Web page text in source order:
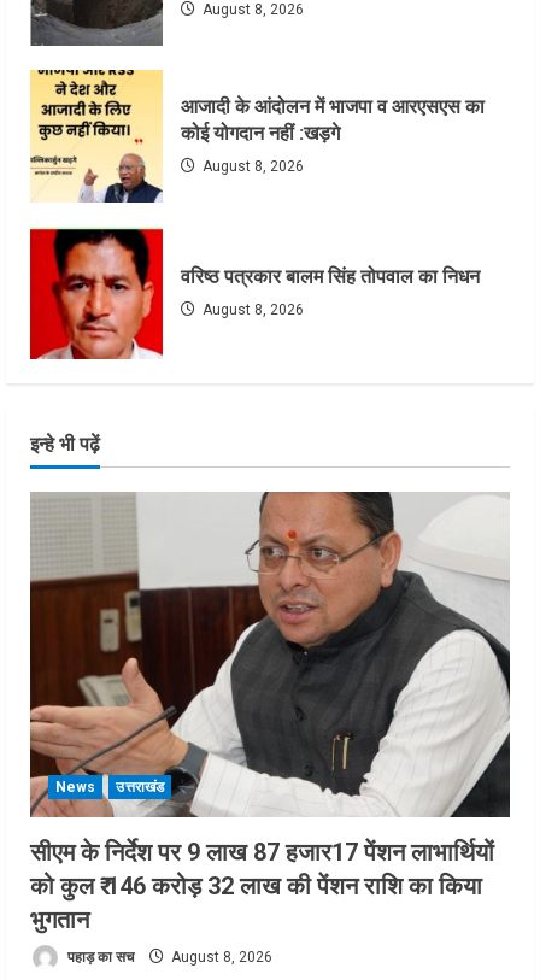
August 8, 2026
आजादी के आंदोलन में भाजपा व आरएसएस का
कोई योगदान नहीं :खड़गे
August 8, 2026
वरिष्ठ पत्रकार बालम सिंह तोपवाल का निधन
August 8, 2026
इन्हे भी पढ़ें
News उत्तराखंड
सीएम के निर्देश पर 9 लाख 87 हजार17 पेंशन लाभार्थियों
को कुल ₹ 146 करोड़ 32 लाख की पेंशन राशि का किया
भुगतान
पहाड़ का सच August 8, 2026